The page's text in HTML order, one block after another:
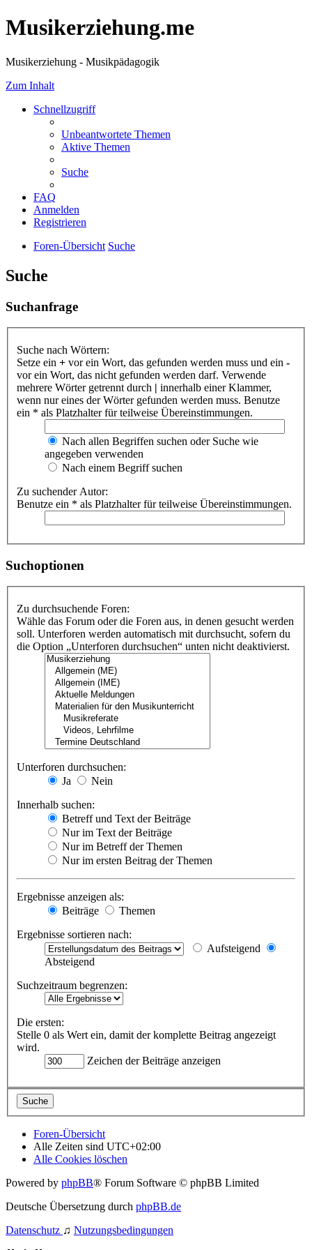
Musikerziehung.me
Musikerziehung - Musikpädagogik
Zum Inhalt
Schnellzugriff
Unbeantwortete Themen
Aktive Themen
Suche
FAQ
Anmelden
Registrieren
Foren-Übersicht Suche
Suche
Suchanfrage
Suche nach Wörtern:
Setze ein + vor ein Wort, das gefunden werden muss und ein -
vor ein Wort, das nicht gefunden werden darf. Verwende
mehrere Wörter getrennt durch | innerhalb einer Klammer,
wenn nur eines der Wörter gefunden werden muss. Benutze
ein * als Platzhalter für teilweise Übereinstimmungen.
Nach allen Begriffen suchen oder Suche wie
angegeben verwenden
Nach einem Begriff suchen
Zu suchender Autor:
Benutze ein * als Platzhalter für teilweise Übereinstimmungen.
Suchoptionen
Zu durchsuchende Foren:
Wähle das Forum oder die Foren aus, in denen gesucht werden
soll. Unterforen werden automatisch mit durchsucht, sofern du
die Option „Unterforen durchsuchen“ unten nicht deaktivierst.
Unterforen durchsuchen:
Ja
Nein
Innerhalb suchen:
Betreff und Text der Beiträge
Nur im Text der Beiträge
Nur im Betreff der Themen
Nur im ersten Beitrag der Themen
Ergebnisse anzeigen als:
Beiträge
Themen
Ergebnisse sortieren nach:
Aufsteigend
Absteigend
Suchzeitraum begrenzen:
Die ersten:
Stelle 0 als Wert ein, damit der komplette Beitrag angezeigt
wird.
Zeichen der Beiträge anzeigen
Foren-Übersicht
Alle Zeiten sind UTC+02:00
Alle Cookies löschen
Powered by phpBB® Forum Software © phpBB Limited
Deutsche Übersetzung durch phpBB.de
Datenschutz ♫ Nutzungsbedingungen